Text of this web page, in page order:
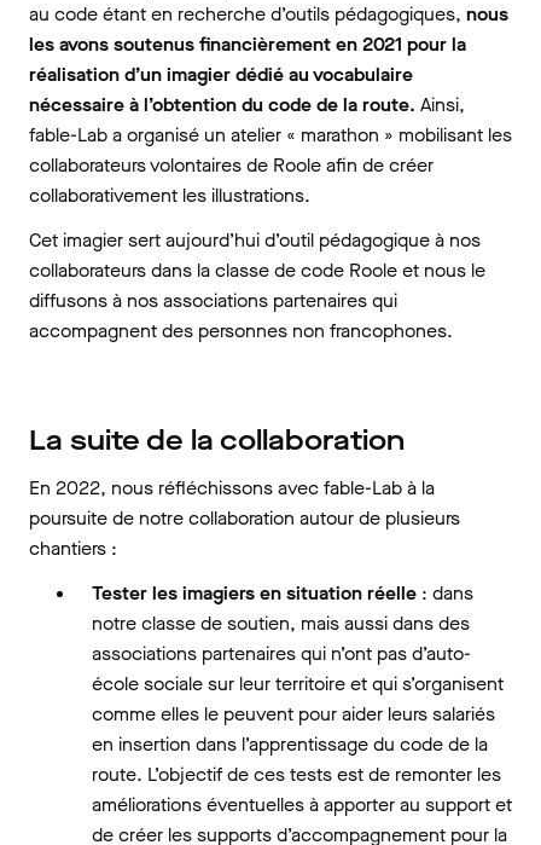
au code étant en recherche d’outils pédagogiques, nous
les avons soutenus financièrement en 2021 pour la
réalisation d’un imagier dédié au vocabulaire
nécessaire à l’obtention du code de la route. Ainsi,
fable-Lab a organisé un atelier « marathon » mobilisant les
collaborateurs volontaires de Roole afin de créer
collaborativement les illustrations.
Cet imagier sert aujourd’hui d’outil pédagogique à nos
collaborateurs dans la classe de code Roole et nous le
diffusons à nos associations partenaires qui
accompagnent des personnes non francophones.
La suite de la collaboration
En 2022, nous réfléchissons avec fable-Lab à la
poursuite de notre collaboration autour de plusieurs
chantiers :
Tester les imagiers en situation réelle : dans
notre classe de soutien, mais aussi dans des
associations partenaires qui n’ont pas d’auto-
école sociale sur leur territoire et qui s’organisent
comme elles le peuvent pour aider leurs salariés
en insertion dans l’apprentissage du code de la
route. L’objectif de ces tests est de remonter les
améliorations éventuelles à apporter au support et
de créer les supports d’accompagnement pour la